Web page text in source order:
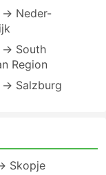
→ Neder-
→ South
Region
→ Salzburg
Skopje